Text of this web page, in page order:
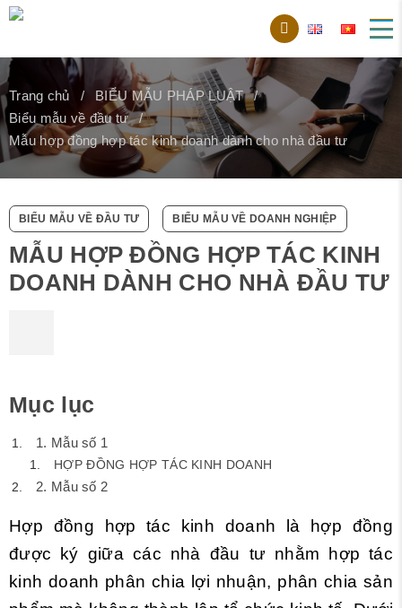
Trang chủ
BIỂU MẪU PHÁP LUẬT
Biểu mẫu về đầu tư
Mẫu hợp đồng hợp tác kinh doanh dành cho nhà đầu tư
BIỂU MẪU VỀ ĐẦU TƯ BIỂU MẪU VỀ DOANH NGHIỆP
MẪU HỢP ĐỒNG HỢP TÁC KINH
DOANH DÀNH CHO NHÀ ĐẦU TƯ
Mục lục
1. Mẫu số 1
HỢP ĐỒNG HỢP TÁC KINH DOANH
2. Mẫu số 2
Hợp đồng hợp tác kinh doanh là hợp đồng
được ký giữa các nhà đầu tư nhằm hợp tác
kinh doanh phân chia lợi nhuận, phân chia sản